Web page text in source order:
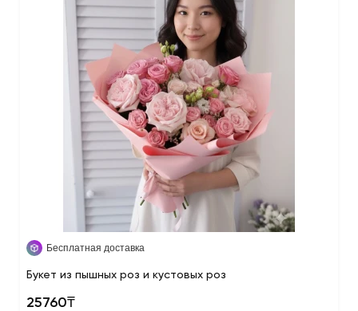
Бесплатная доставка
Букет из пышных роз и кустовых роз
25760₸